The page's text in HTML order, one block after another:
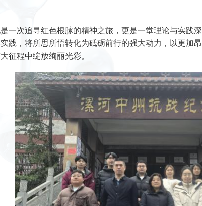
一次追寻红色根脉的精神之旅，更是一堂理论与实践
践，将所思所悟转化为砥砺前行的强大动力，以更加
征程中绽放绚丽光彩。